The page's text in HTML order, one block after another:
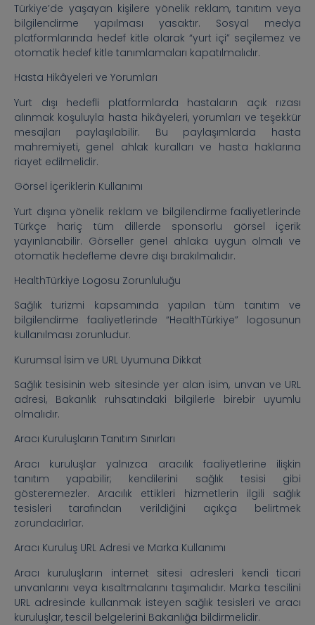
Türkiye’de yaşayan kişilere yönelik reklam, tanıtım veya
bilgilendirme yapılması yasaktır. Sosyal medya
platformlarında hedef kitle olarak “yurt içi” seçilemez ve
otomatik hedef kitle tanımlamaları kapatılmalıdır.
Hasta Hikâyeleri ve Yorumları
Yurt dışı hedefli platformlarda hastaların açık rızası
alınmak koşuluyla hasta hikâyeleri, yorumları ve teşekkür
mesajları paylaşılabilir. Bu paylaşımlarda hasta
mahremiyeti, genel ahlak kuralları ve hasta haklarına
riayet edilmelidir.
Görsel İçeriklerin Kullanımı
Yurt dışına yönelik reklam ve bilgilendirme faaliyetlerinde
Türkçe hariç tüm dillerde sponsorlu görsel içerik
yayınlanabilir. Görseller genel ahlaka uygun olmalı ve
otomatik hedefleme devre dışı bırakılmalıdır.
HealthTürkiye Logosu Zorunluluğu
Sağlık turizmi kapsamında yapılan tüm tanıtım ve
bilgilendirme faaliyetlerinde “HealthTürkiye” logosunun
kullanılması zorunludur.
Kurumsal İsim ve URL Uyumuna Dikkat
Sağlık tesisinin web sitesinde yer alan isim, unvan ve URL
adresi, Bakanlık ruhsatındaki bilgilerle birebir uyumlu
olmalıdır.
Aracı Kuruluşların Tanıtım Sınırları
Aracı kuruluşlar yalnızca aracılık faaliyetlerine ilişkin
tanıtım yapabilir; kendilerini sağlık tesisi gibi
gösteremezler. Aracılık ettikleri hizmetlerin ilgili sağlık
tesisleri tarafından verildiğini açıkça belirtmek
zorundadırlar.
Aracı Kuruluş URL Adresi ve Marka Kullanımı
Aracı kuruluşların internet sitesi adresleri kendi ticari
unvanlarını veya kısaltmalarını taşımalıdır. Marka tescilini
URL adresinde kullanmak isteyen sağlık tesisleri ve aracı
kuruluşlar, tescil belgelerini Bakanlığa bildirmelidir.